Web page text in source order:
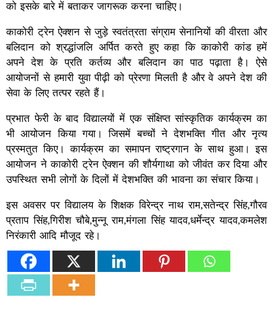
को इसके बारे में बताकर जागरूक करना चाहिए।
काकोरी ट्रेन ऐक्शन से जुड़े स्वतंत्रता संग्राम सेनानियों की वीरता और
बलिदान को श्रद्धांजलि अर्पित करते हुए कहा कि काकोरी कांड हमें
अपने देश के प्रति कर्तव्य और बलिदान का पाठ पढ़ाता है। ऐसे
आयोजनों से हमारी युवा पीढ़ी को प्रेरणा मिलती है और वे अपने देश की
सेवा के लिए तत्पर रहते हैं।
प्रभात फेरी के बाद विद्यालयों में एक संक्षिप्त सांस्कृतिक कार्यक्रम का
भी आयोजन किया गया। जिसमें बच्चों ने देशभक्ति गीत और नृत्य
प्रस्मतुत किए। कार्यक्रम का समापन राष्ट्रगान के साथ हुआ। इस
आयोजन ने काकोरी ट्रेन ऐक्शन की शौर्यगाथा को जीवंत कर दिया और
उपस्थित सभी लोगों के दिलों में देशभक्ति की भावना का संचार किया।
इस अवसर पर विद्यालय के शिक्षक विरेन्द्र नाथ राम,सतेन्द्र सिंह,गौरव
प्रताप सिंह,गिरीश चौबे,मुन्नू राम,मंगला सिंह यादव,धर्मेन्द्र यादव,कमलेश
निरंकारी आदि मौजूद रहे।